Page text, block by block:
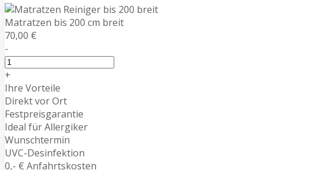
Matratzen bis 200 cm breit
70,00 €
-
+
Ihre Vorteile
Direkt vor Ort
Festpreisgarantie
Ideal für Allergiker
Wunschtermin
UVC-Desinfektion
0,- € Anfahrtskosten